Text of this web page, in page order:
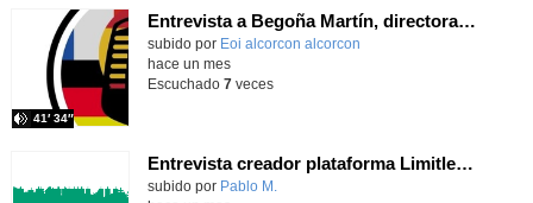
Entrevista a Begoña Martín, directora de la EOI Alcorcón-Ext. S. Martín
subido por Eoi alcorcon alcorcon
41′ 34″
hace un mes
Escuchado 7veces
Entrevista creador plataforma Limitless Education
Contenido educativo.
subido por Pablo M.